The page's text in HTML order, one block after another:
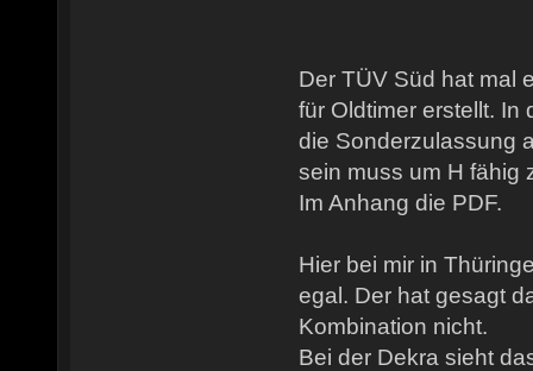
Der TÜV Süd hat mal
für Oldtimer erstellt. In
die Sonderzulassung
sein muss um H fähig
Im Anhang die PDF.
Hier bei mir in
egal. Der hat gesagt
Kombination nicht.
Bei der Dekra sieht